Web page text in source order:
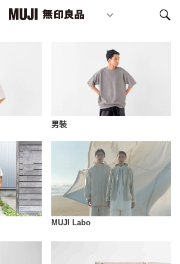
男裝
MUJI Labo